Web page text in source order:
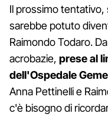
Il prossimo
sarebbe potuto
Raimondo Todaro.
acrobazie, prese al
dell'Ospedale
Anna Pettinelli e
c'è bisogno di